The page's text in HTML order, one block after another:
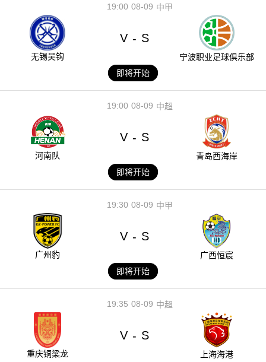
08-09
19:00 中甲
无锡吴钩
V - S
宁波职业足球俱乐部
即将开始
08-09
19:00 中超
河南队
V - S
青岛西海岸
即将开始
08-09
19:30 中甲
广州豹
V - S
广西恒宸
即将开始
08-09
19:35 中超
重庆铜梁龙
V - S
上海海港